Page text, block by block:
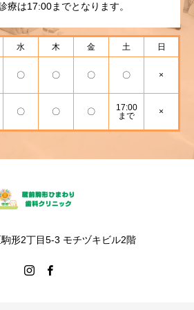
療は17:00までとなります。
水 木 金 土 日
〇 〇 〇 〇 ×
〇 〇 〇
17:00
まで
×
形2丁目5-3 モチヅキビル2階